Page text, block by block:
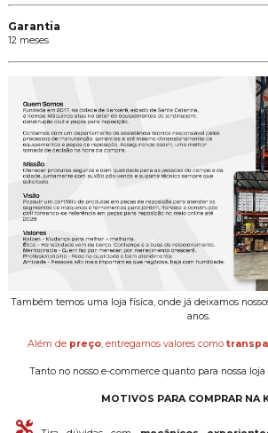
Garantia
12 meses
Também temos uma loja física, onde já deixamos
anos.
Além de preço, entregamos valores como
Tanto no nosso e-commerce quanto para nossa loja
MOTIVOS PARA COMPRAR NA